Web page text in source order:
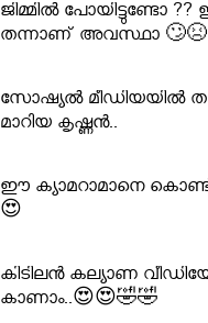
ജിമ്മിൽ പോയിട്ടുണ്ടോ
തന്നാണ് അവസ്ഥാ
സോഷ്യൽ മീഡിയയിൽ
മാറിയ കൃഷ്ണൻ..
ഈ ക്യാമറാമാനെ
😍
കിടിലൻ കല്യാണ
കാണാം..😍😍🤣🤣